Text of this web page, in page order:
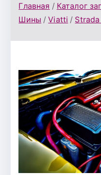
Главная
Каталог
Шины
Viatti